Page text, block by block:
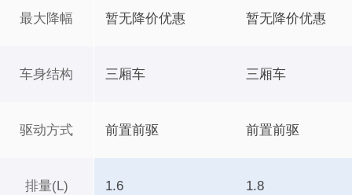
最大降幅
车身结构
驱动方式
排量(L)
暂无降价优惠 暂无降价优惠
三厢车 三厢车
前置前驱 前置前驱
1.6 1.8